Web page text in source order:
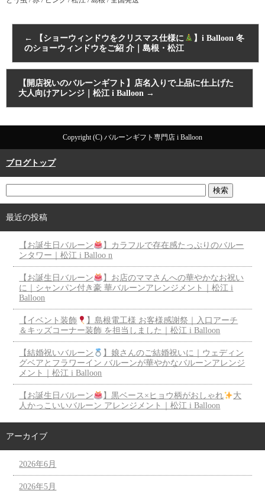
← 【ショーウィンドウをクリスマス仕様に
】i Balloon 冬
のショーウィンドウをご紹 介｜島根・松江
【開店祝いのバルーンギフト】店名入りで上品に仕上げた
大人向けアレンジ｜松江 i Balloon →
Copyright (C) バルーンギフト専門店 i Balloon
ブログトップ
最近の投稿
【お誕生日バルーン
】カラフルで存在感たっぷりのバルー
ンタワー｜松江 i Balloo n
【お誕生日バルーン
】お店のママさんへの華やかなお祝い
に｜シャンパン付き豪 華バルーンアレンジメント｜松江 i
Balloon
【イベント装飾
】島根電工様 お客様感謝祭｜入口アーチ
＆キッズコーナー装飾 を担当しました｜松江 i Balloon
【結婚祝いバルーン
】娘さんのご結婚祝いに｜ウェディン
グベアとフラワーイン バルーンが華やかなバルーンアレンジ
メント｜松江 i Balloon
【お誕生日バルーン 】黒ベース×ヒョウ柄がおしゃれ
大
人かっこいいバルーン アレンジメント｜松江 i Balloon
アーカイブ
2026年6月
2026年5月